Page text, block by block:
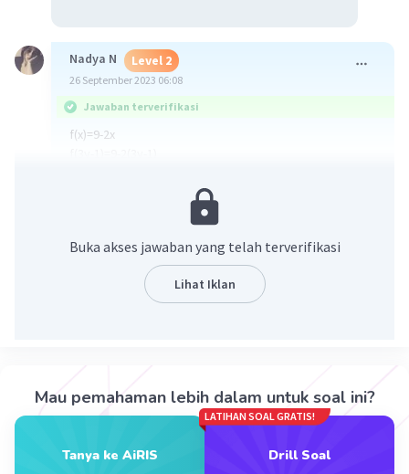
Nadya N Level 2
26 September 2023 06:08
Jawaban terverifikasi
f(x)=9-2x
Beri Rating·5.0(1) Balas
Iklan
Buka akses jawaban yang telah terverifikasi
Lihat Iklan
Mau pemahaman lebih dalam untuk soal ini?
Tanya ke AiRIS
LATIHAN SOAL GRATIS!
Drill Soal